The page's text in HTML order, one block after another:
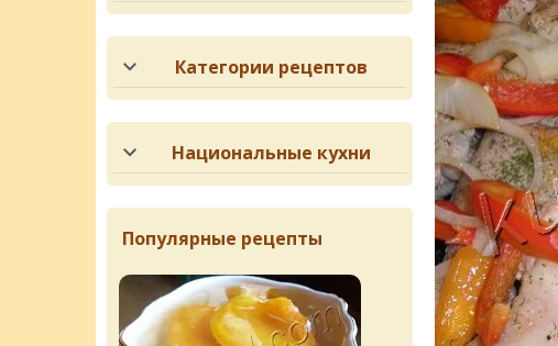
Категории рецептов
Национальные кухни
Популярные рецепты